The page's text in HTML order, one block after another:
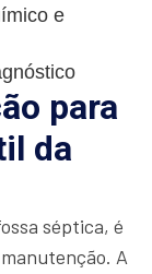
e
para
da
séptica, é
A